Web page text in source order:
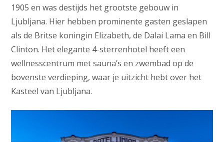
1905 en was destijds het grootste gebouw in
Ljubljana. Hier hebben prominente gasten geslapen
als de Britse koningin Elizabeth, de Dalai Lama en Bill
Clinton. Het elegante 4-sterrenhotel heeft een
wellnesscentrum met sauna’s en zwembad op de
bovenste verdieping, waar je uitzicht hebt over het
Kasteel van Ljubljana.